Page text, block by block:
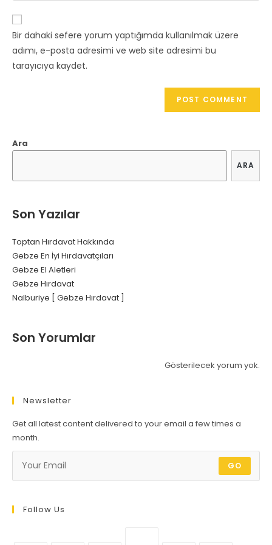
URL
(optional)
Bir dahaki sefere yorum yaptığımda kullanılmak üzere
adımı, e-posta adresimi ve web site adresimi bu
tarayıcıya kaydet.
Ara
ARA
Son Yazılar
Toptan Hırdavat Hakkında
Gebze En İyi Hırdavatçıları
Gebze El Aletleri
Gebze Hırdavat
Nalburiye [ Gebze Hırdavat ]
Son Yorumlar
Gösterilecek yorum yok.
Newsletter
Get all latest content delivered to your email a few times a
month.
GO
Follow Us